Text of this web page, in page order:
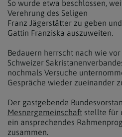
So wurde etwa beschlossen,
Verehrung des Seligen
Franz Jägerstätter zu geben
Gattin Franziska auszuweiten.
Bedauern herrscht nach wie
Schweizer
nochmals Versuche
Gespräche wieder zueinander
Der gastgebende
Mesnergemeinschaft stellte für
ein ansprechendes
zusammen.